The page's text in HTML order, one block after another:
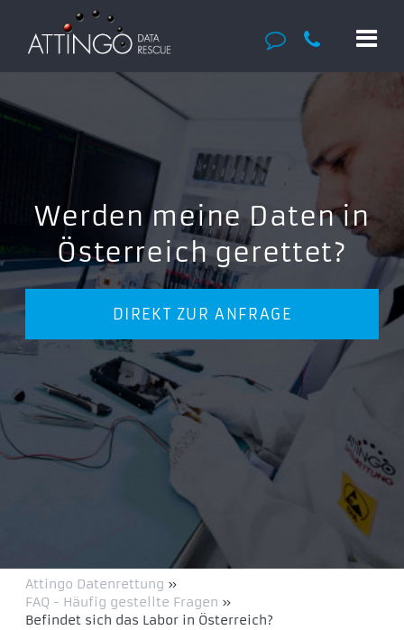
Werden meine Daten in
Österreich gerettet?
DIREKT ZUR ANFRAGE
Attingo Datenrettung »
FAQ - Häufig gestellte Fragen »
Befindet sich das Labor in Österreich?